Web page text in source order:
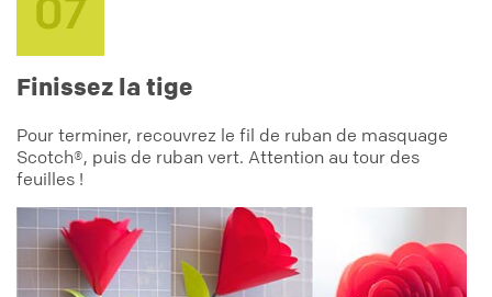
Finissez la tige
Pour terminer, recouvrez le fil de ruban de masquage
Scotch®, puis de ruban vert. Attention au tour des
feuilles !